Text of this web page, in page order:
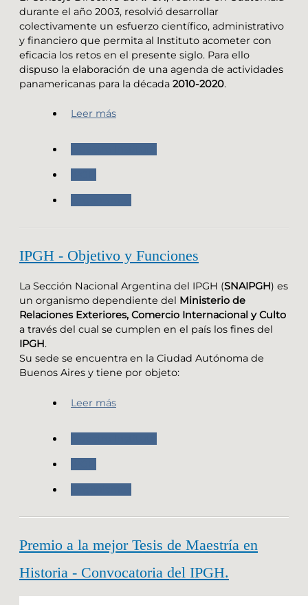
durante el año 2003, resolvió desarrollar
colectivamente un esfuerzo científico, administrativo
y financiero que permita al Instituto acometer con
eficacia los retos en el presente siglo. Para ello
dispuso la elaboración de una agenda de actividades
panamericanas para la década 2010-2020.
Leer más
IPGH - Objetivo y Funciones
La Sección Nacional Argentina del IPGH (SNAIPGH) es
un organismo dependiente del Ministerio de
Relaciones Exteriores, Comercio Internacional y Culto
a través del cual se cumplen en el país los fines del
IPGH.
Su sede se encuentra en la Ciudad Autónoma de
Buenos Aires y tiene por objeto:
Leer más
Premio a la mejor Tesis de Maestría en
Historia - Convocatoria del IPGH.